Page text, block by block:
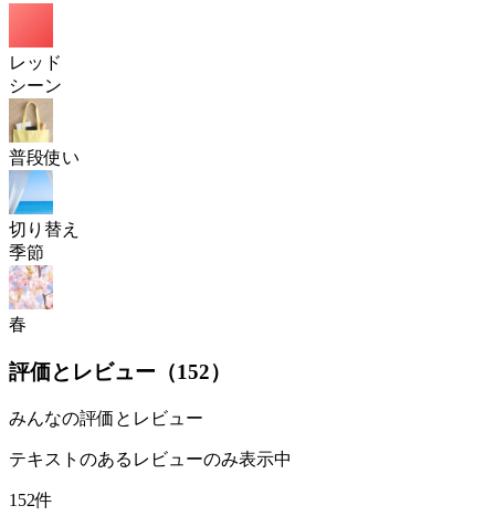
レッド
シーン
普段使い
切り替え
季節
春
評価とレビュー（152）
みんなの評価とレビュー
テキストのあるレビューのみ表示中
152件